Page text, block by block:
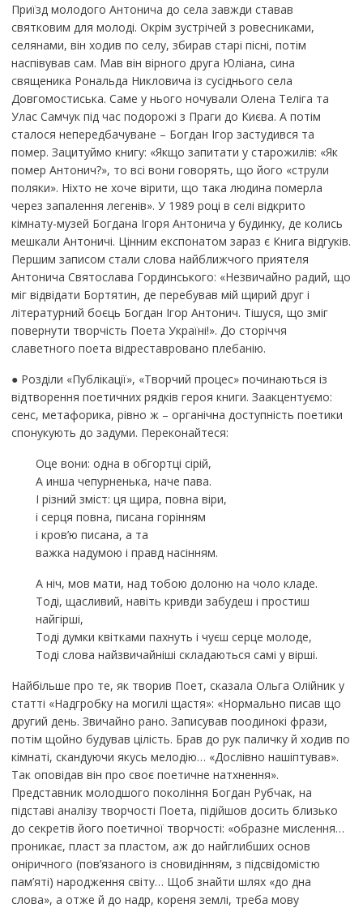
Приїзд молодого Антонича до села завжди ставав
святковим для молоді. Окрім зустрічей з ровесниками,
селянами, він ходив по селу, збирав старі пісні, потім
наспівував сам. Мав він вірного друга Юліана, сина
священика Рональда Никловича із сусіднього села
Довгомостиська. Саме у нього ночували Олена Теліга та
Улас Самчук під час подорожі з Праги до Києва. А потім
сталося непередбачуване – Богдан Ігор застудився та
помер. Зацитуймо книгу: «Якщо запитати у старожилів: «Як
помер Антонич?», то всі вони говорять, що його «струли
поляки». Ніхто не хоче вірити, що така людина померла
через запалення легенів». У 1989 році в селі відкрито
кімнату-музей Богдана Ігоря Антонича у будинку, де колись
мешкали Антоничі. Цінним експонатом зараз є Книга відгуків.
Першим записом стали слова найближчого приятеля
Антонича Святослава Гординського: «Незвичайно радий, що
міг відвідати Бортятин, де перебував мій щирий друг і
літературний боєць Богдан Ігор Антонич. Тішуся, що зміг
повернути творчість Поета Україні!». До сторіччя
славетного поета відреставровано плебанію.
● Розділи «Публікації», «Творчий процес» починаються із
відтворення поетичних рядків героя книги. Заакцентуємо:
сенс, метафорика, рівно ж – органічна доступність поетики
спонукують до задуми. Переконайтеся:
Оце вони: одна в обгортці сірій,
А инша чепурненька, наче пава.
І різний зміст: ця щира, повна віри,
і серця повна, писана горінням
і кров’ю писана, а та
важка надумою і правд насінням.
А ніч, мов мати, над тобою долоню на чоло кладе.
Тоді, щасливий, навіть кривди забудеш і простиш
найгірші,
Тоді думки квітками пахнуть і чуєш серце молоде,
Тоді слова найзвичайніші складаються самі у вірші.
Найбільше про те, як творив Поет, сказала Ольга Олійник у
статті «Надгробку на могилі щастя»: «Нормально писав що
другий день. Звичайно рано. Записував поодинокі фрази,
потім щойно будував цілість. Брав до рук паличку й ходив по
кімнаті, скандуючи якусь мелодію… «Дослівно нашіптував».
Так оповідав він про своє поетичне натхнення».
Представник молодшого покоління Богдан Рубчак, на
підставі аналізу творчості Поета, підійшов досить близько
до секретів його поетичної творчості: «образне мислення…
проникає, пласт за пластом, аж до найглибших основ
оніричного (пов’язаного із сновидінням, з підсвідомістю
пам’яті) народження світу… Щоб знайти шлях «до дна
слова», а отже й до надр, кореня землі, треба мову